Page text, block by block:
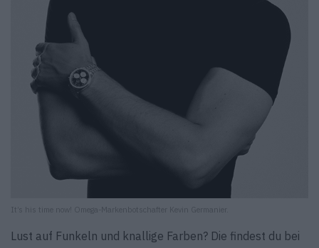
It’s his time now! Omega-Markenbotschafter Kevin Germanier.
Lust auf Funkeln und knallige Farben? Die findest du bei